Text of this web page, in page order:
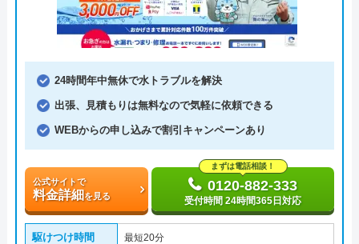
24時間年中無休で水トラブルを解決
出張、見積もりは無料なので気軽に依頼できる
WEBからの申し込みで割引キャンペーンあり
公式サイトで
料金詳細を見る
まずは電話相談！
0120-882-333
受付時間 24時間365日対応
駆けつけ時間 最短20分